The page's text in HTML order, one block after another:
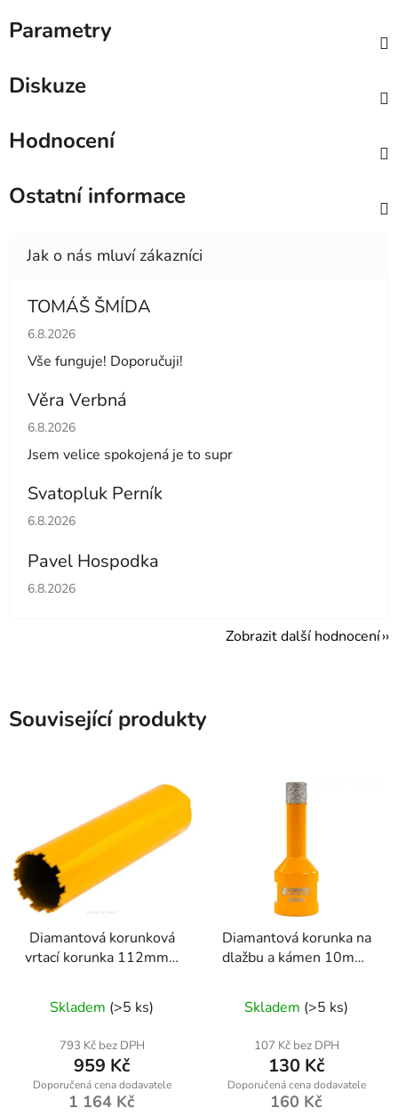
Parametry
Diskuze
Hodnocení
Ostatní informace
TOMÁŠ ŠMÍDA
Hodnocení obchodu je 5 z 5 hvězdiček.
6.8.2026
Vše funguje! Doporučuji!
Věra Verbná
Hodnocení obchodu je 5 z 5 hvězdiček.
6.8.2026
Jsem velice spokojená je to supr
Svatopluk Perník
Hodnocení obchodu je 5 z 5 hvězdiček.
6.8.2026
Pavel Hospodka
Hodnocení obchodu je 5 z 5 hvězdiček.
6.8.2026
Zobrazit další hodnocení
Související produkty
Diamantová korunková
vrtací korunka 112mm x
mokro
Skladem (>5 ks)
793 Kč bez DPH
959 Kč
1 164 Kč
Diamantová korunka na
dlažbu a kámen 10mm,
Skladem (>5 ks)
107 Kč bez DPH
130 Kč
160 Kč